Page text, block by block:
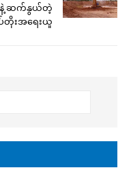
ပ်နဲ့ ဆက်နွယ်တဲ့
တိုးအရေးယူ